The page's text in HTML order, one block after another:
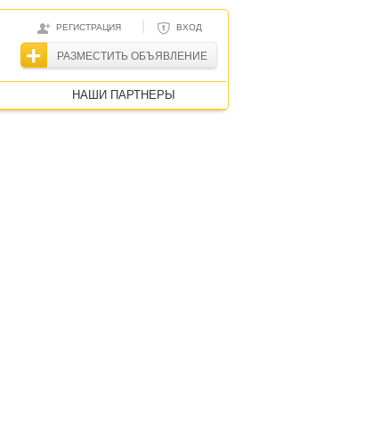
РЕГИСТРАЦИЯ | ВХОД
РАЗМЕСТИТЬ ОБЪЯВЛЕНИЕ
НАШИ ПАРТНЕРЫ